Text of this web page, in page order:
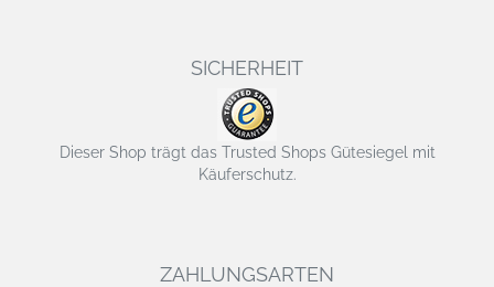
SICHERHEIT
Dieser Shop trägt das Trusted Shops Gütesiegel mit
Käuferschutz.
ZAHLUNGSARTEN